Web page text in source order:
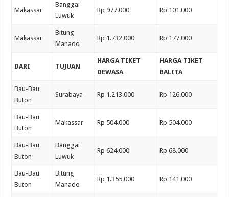
Makassar
Banggai
Luwuk
Rp 977.000 Rp 101.000
Makassar
Bitung
Manado
Rp 1.732.000 Rp 177.000
DARI TUJUAN
HARGA TIKET
DEWASA
HARGA TIKET
BALITA
Bau-Bau
Buton
Surabaya Rp 1.213.000 Rp 126.000
Bau-Bau
Buton
Makassar Rp 504.000 Rp 504.000
Bau-Bau
Buton
Banggai
Luwuk
Rp 624.000 Rp 68.000
Bau-Bau
Buton
Bitung
Manado
Rp 1.355.000 Rp 141.000